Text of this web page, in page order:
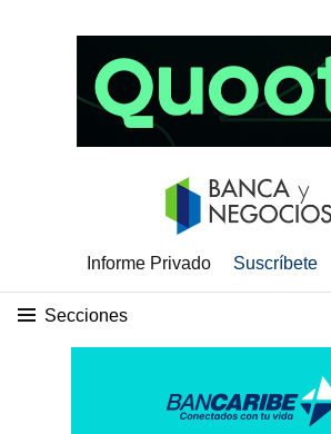
Informe Privado Suscríbete
Secciones